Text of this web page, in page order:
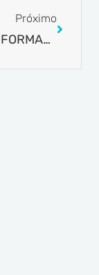
Próximo
ÉTICA NA FORMAÇÃO PROFISSIONAL